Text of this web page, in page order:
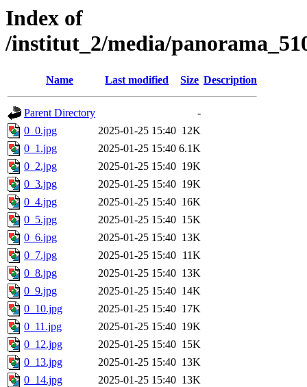
Index of
/institut_2/media/
Name Last modified Size Description
Parent Directory
-
0_0.jpg
2025-01-25 15:40 12K
0_1.jpg
2025-01-25 15:40 6.1K
0_2.jpg
2025-01-25 15:40 19K
0_3.jpg
2025-01-25 15:40 19K
0_4.jpg
2025-01-25 15:40 16K
0_5.jpg
2025-01-25 15:40 15K
0_6.jpg
2025-01-25 15:40 13K
0_7.jpg
2025-01-25 15:40 11K
0_8.jpg
2025-01-25 15:40 13K
0_9.jpg
2025-01-25 15:40 14K
0_10.jpg
2025-01-25 15:40 17K
0_11.jpg
2025-01-25 15:40 19K
0_12.jpg
2025-01-25 15:40 15K
0_13.jpg
2025-01-25 15:40 13K
0_14.jpg
2025-01-25 15:40 13K